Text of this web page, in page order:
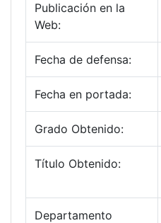
Publicación en la
Web:
Fecha de defensa:
Fecha en portada:
Grado Obtenido:
Título Obtenido:
Departamento